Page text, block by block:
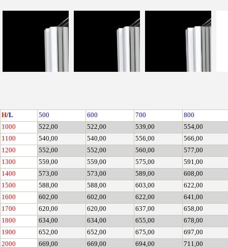
H/L 500 600 700
800
1000
522,00 522,00 539,00
554,00
1100
540,00 540,00 556,00
566,00
1200
552,00 552,00 560,00
577,00
1300
559,00 559,00 575,00
591,00
1400
573,00 573,00 589,00
608,00
1500
588,00 588,00 603,00
622,00
1600
602,00 602,00 622,00
641,00
1700
620,00 620,00 637,00
658,00
1800
634,00 634,00 655,00
678,00
1900
652,00 652,00 675,00
697,00
2000
669,00 669,00 694,00
711,00